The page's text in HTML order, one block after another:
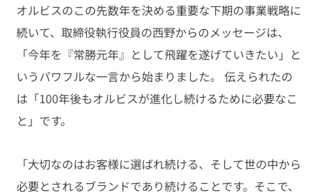
オルビスのこの先数年を決める重要な下期の事業戦略に
続いて、取締役執行役員の西野からのメッセージは、
「今年を『常勝元年』として飛躍を遂げていきたい」と
いうパワフルな一言から始まりました。 伝えられたの
は「100年後もオルビスが進化し続けるために必要なこ
と」です。
「大切なのはお客様に選ばれ続ける、そして世の中から
必要とされるブランドであり続けることです。そこで、